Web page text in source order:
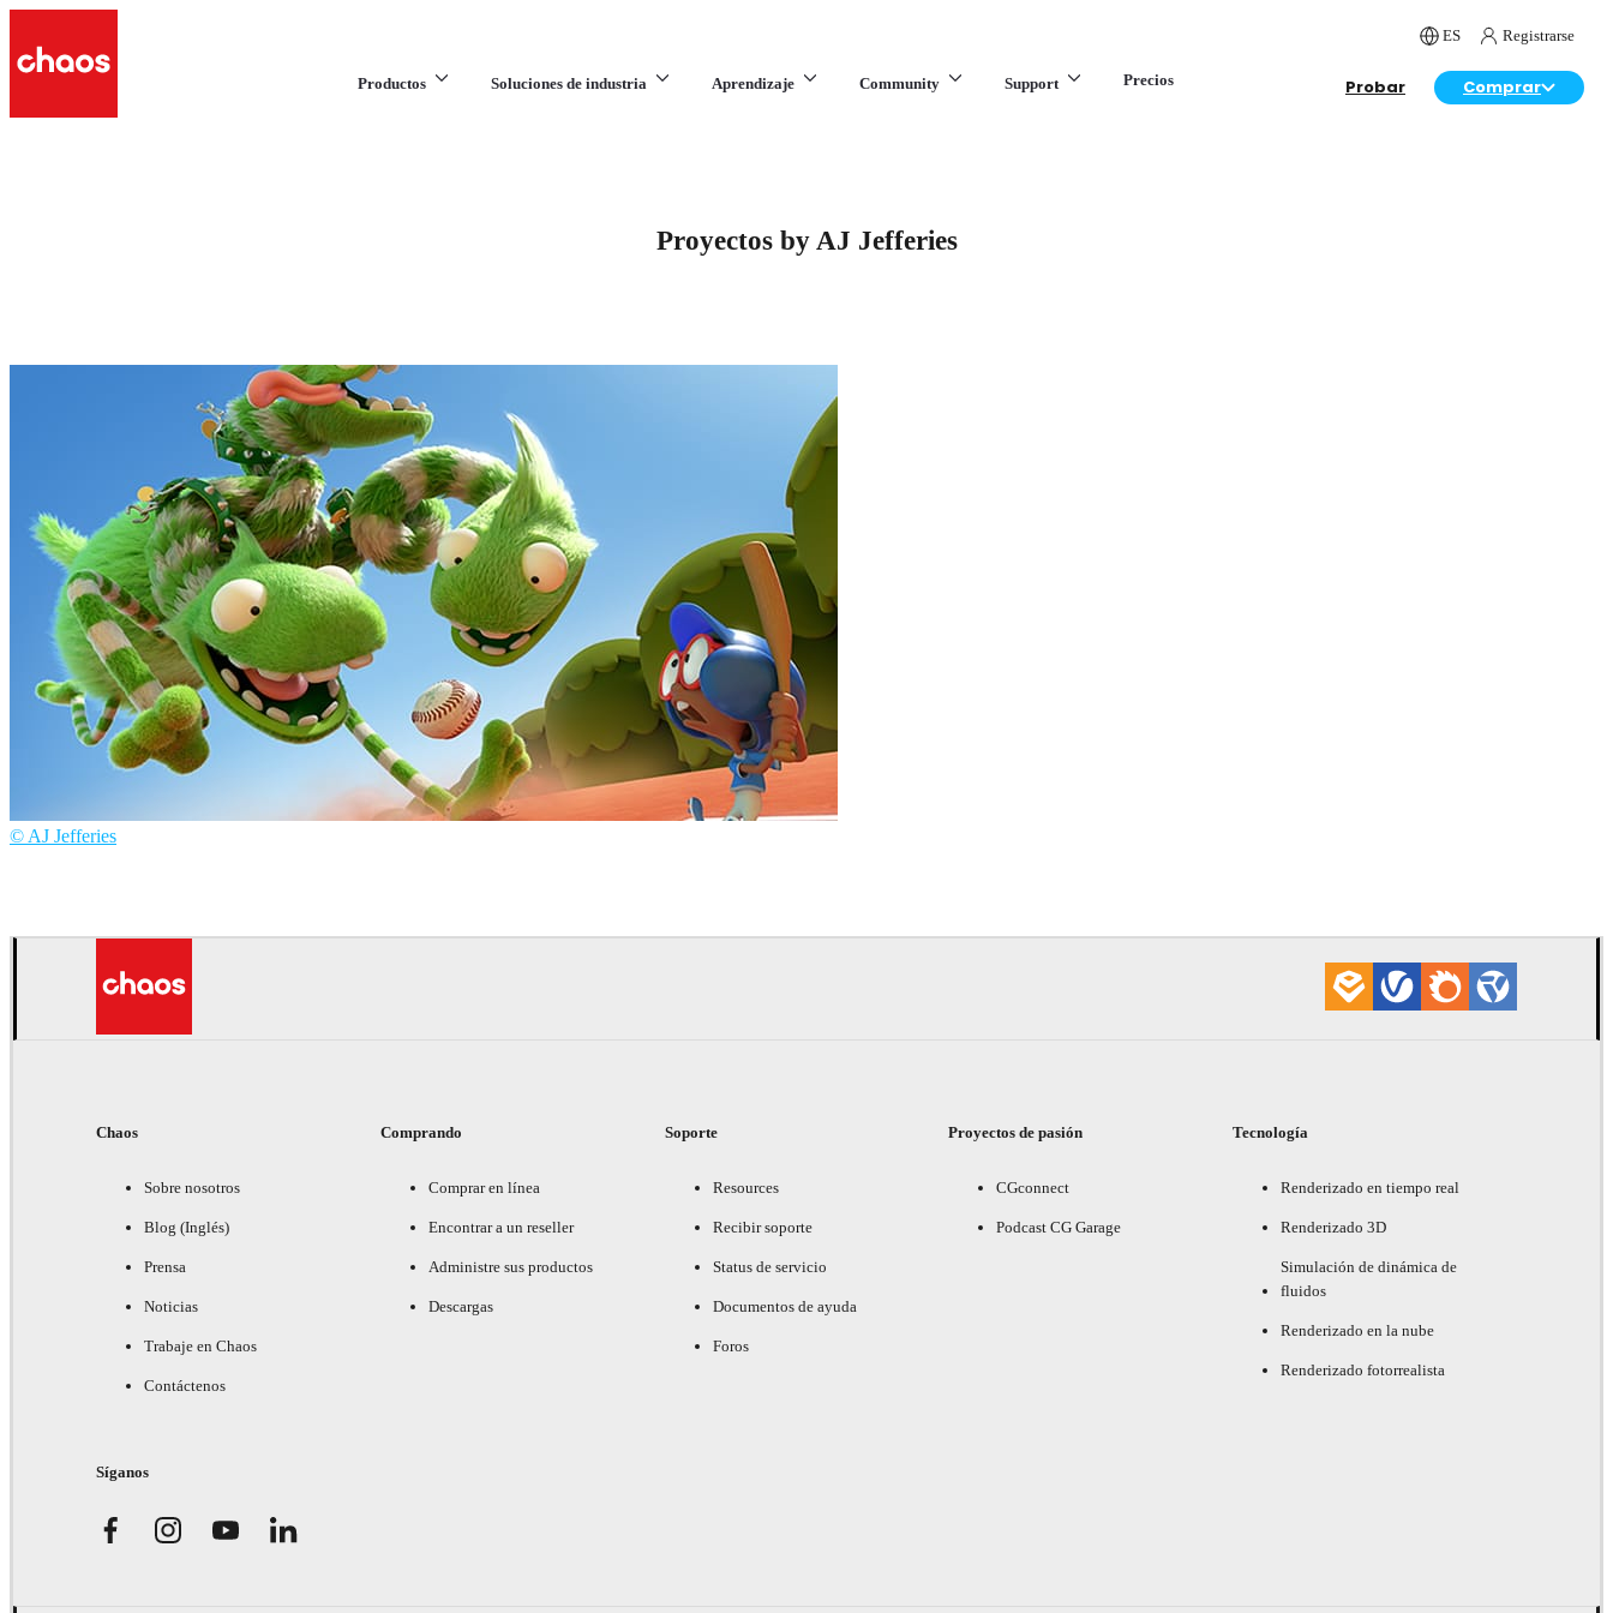
ES Registrarse
Productos Soluciones de industria Aprendizaje Community Support Precios Probar Comprar
Proyectos by AJ Jefferies
© AJ Jefferies
Chaos
Sobre nosotros
Blog (Inglés)
Prensa
Noticias
Trabaje en Chaos
Contáctenos
Comprando
Comprar en línea
Encontrar a un reseller
Administre sus productos
Descargas
Soporte
Resources
Recibir soporte
Status de servicio
Documentos de ayuda
Foros
Proyectos de pasión
CGconnect
Podcast CG Garage
Tecnología
Renderizado en tiempo real
Renderizado 3D
Simulación de dinámica de
fluidos
Renderizado en la nube
Renderizado fotorrealista
Síganos